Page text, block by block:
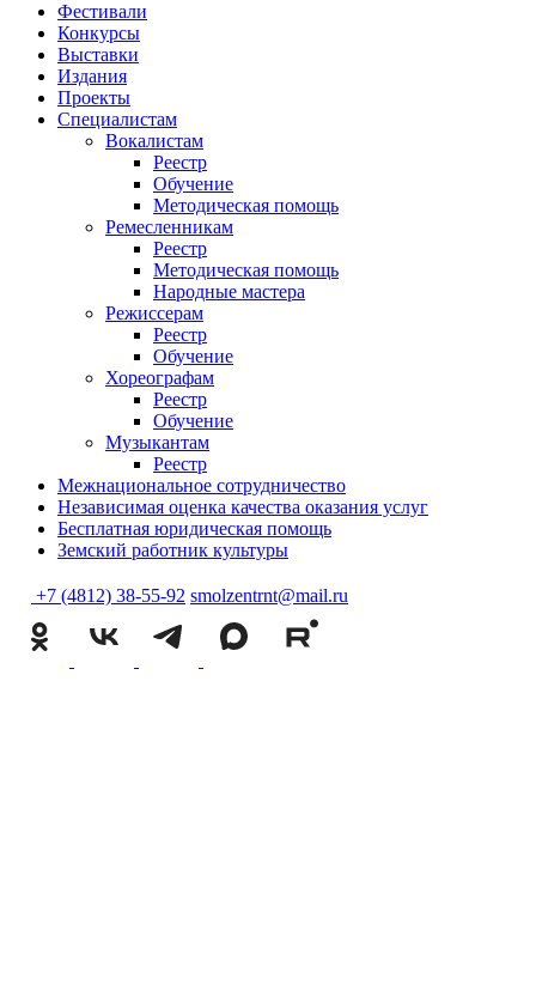
Фестивали
Конкурсы
Выставки
Издания
Проекты
Специалистам
Вокалистам
Реестр
Обучение
Методическая помощь
Ремесленникам
Реестр
Методическая помощь
Народные мастера
Режиссерам
Реестр
Обучение
Хореографам
Реестр
Обучение
Музыкантам
Реестр
Межнациональное сотрудничество
Независимая оценка качества оказания услуг
Бесплатная юридическая помощь
Земский работник культуры
+7 (4812) 38-55-92 smolzentrnt@mail.ru